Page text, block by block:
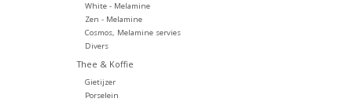
White - Melamine
Zen - Melamine
Cosmos, Melamine servies
Divers
Thee & Koffie
Gietijzer
Porselein